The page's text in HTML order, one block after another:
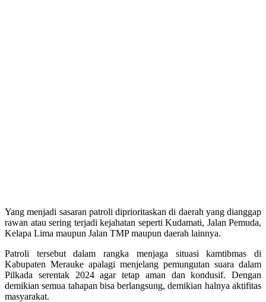
Yang menjadi sasaran patroli diprioritaskan di daerah yang dianggap
rawan atau sering terjadi kejahatan seperti Kudamati, Jalan Pemuda,
Kelapa Lima maupun Jalan TMP maupun daerah lainnya.
Patroli tersebut dalam rangka menjaga situasi kamtibmas di
Kabupaten Merauke apalagi menjelang pemungutan suara dalam
Pilkada serentak 2024 agar tetap aman dan kondusif. Dengan
demikian semua tahapan bisa berlangsung, demikian halnya aktifitas
masyarakat.